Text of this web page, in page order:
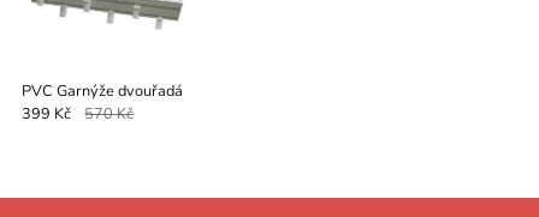
PVC Garnýže dvouřadá
399 Kč 570 Kč